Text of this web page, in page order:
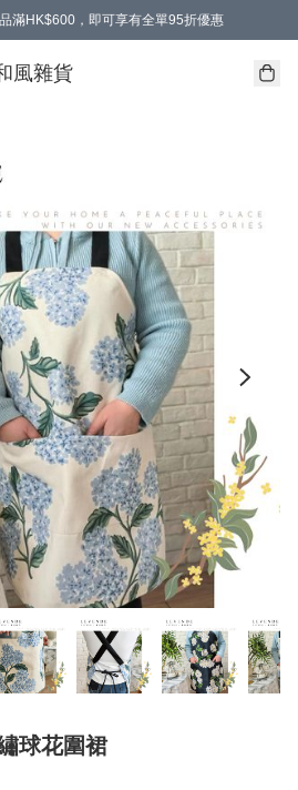
HK$600，即可享有全單95折優惠
單一訂單消費購物滿HK$680(折扣後），可享有
風雜貨
球花圍裙